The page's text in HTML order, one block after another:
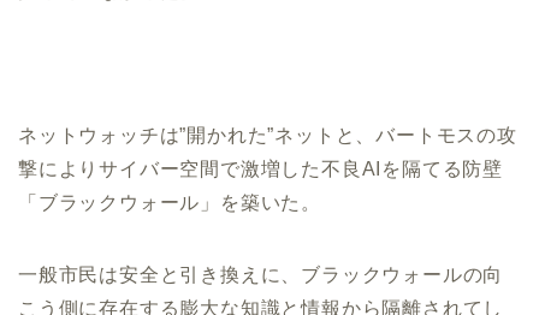
ネットウォッチは”開かれた”ネットと、バートモスの攻
撃によりサイバー空間で激増した不良AIを隔てる防壁
「ブラックウォール」を築いた。
一般市民は安全と引き換えに、ブラックウォールの向
こう側に存在する膨大な知識と情報から隔離されてし